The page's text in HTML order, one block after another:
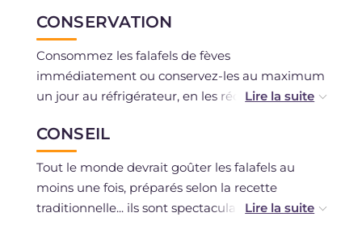
CONSERVATION
Consommez les falafels de fèves
immédiatement ou conservez-les au maximum
un jour au réfrigérateur, en les réchauffant
CONSEIL
Tout le monde devrait goûter les falafels au
moins une fois, préparés selon la recette
traditionnelle... ils sont spectaculaires! Dès la